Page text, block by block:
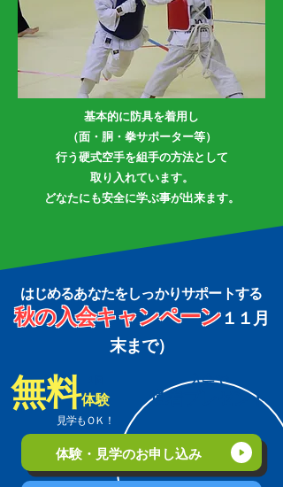
基本的に防具を着用し
（面・胴・拳サポーター等）
行う硬式空手を組手の方法として
取り入れています。
​どなたにも安全に学ぶ事が出来ます。
​はじめるあなたをしっかりサポートする
秋の入会キャンペーン １１月
末まで）
無料体験
​見学もＯＫ！
入会で
道着プレゼント
体験・見学のお申し込み